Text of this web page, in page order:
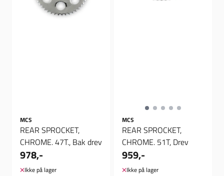
MCS
REAR SPROCKET,
CHROME. 47T., Bak drev
978,-
Ikke på lager
MCS
REAR SPROCKET,
CHROME. 51T, Drev
959,-
Ikke på lager